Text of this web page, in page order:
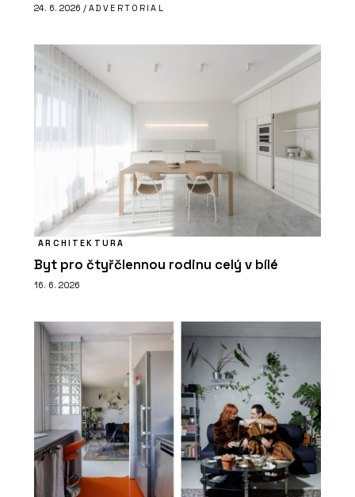
24. 6. 2026 / ADVERTORIAL
ARCHITEKTURA
Byt pro čtyřčlennou rodinu celý v bílé
16. 6. 2026